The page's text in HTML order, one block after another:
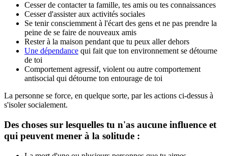
Cesser de contacter ta famille, tes amis ou tes connaissances
Cesser d'assister aux activités sociales
Se tenir consciemment à l'écart des gens et ne pas prendre la
peine de se faire de nouveaux amis
Rester à la maison pendant que tu peux aller dehors
Une dépendance qui fait que ton environnement se détourne
de toi
Comportement agressif, violent ou autre comportement
antisocial qui détourne ton entourage de toi
La personne se force, en quelque sorte, par les actions ci-dessus à
s'isoler socialement.
Des choses sur lesquelles tu n'as aucune influence et
qui peuvent mener à la solitude :